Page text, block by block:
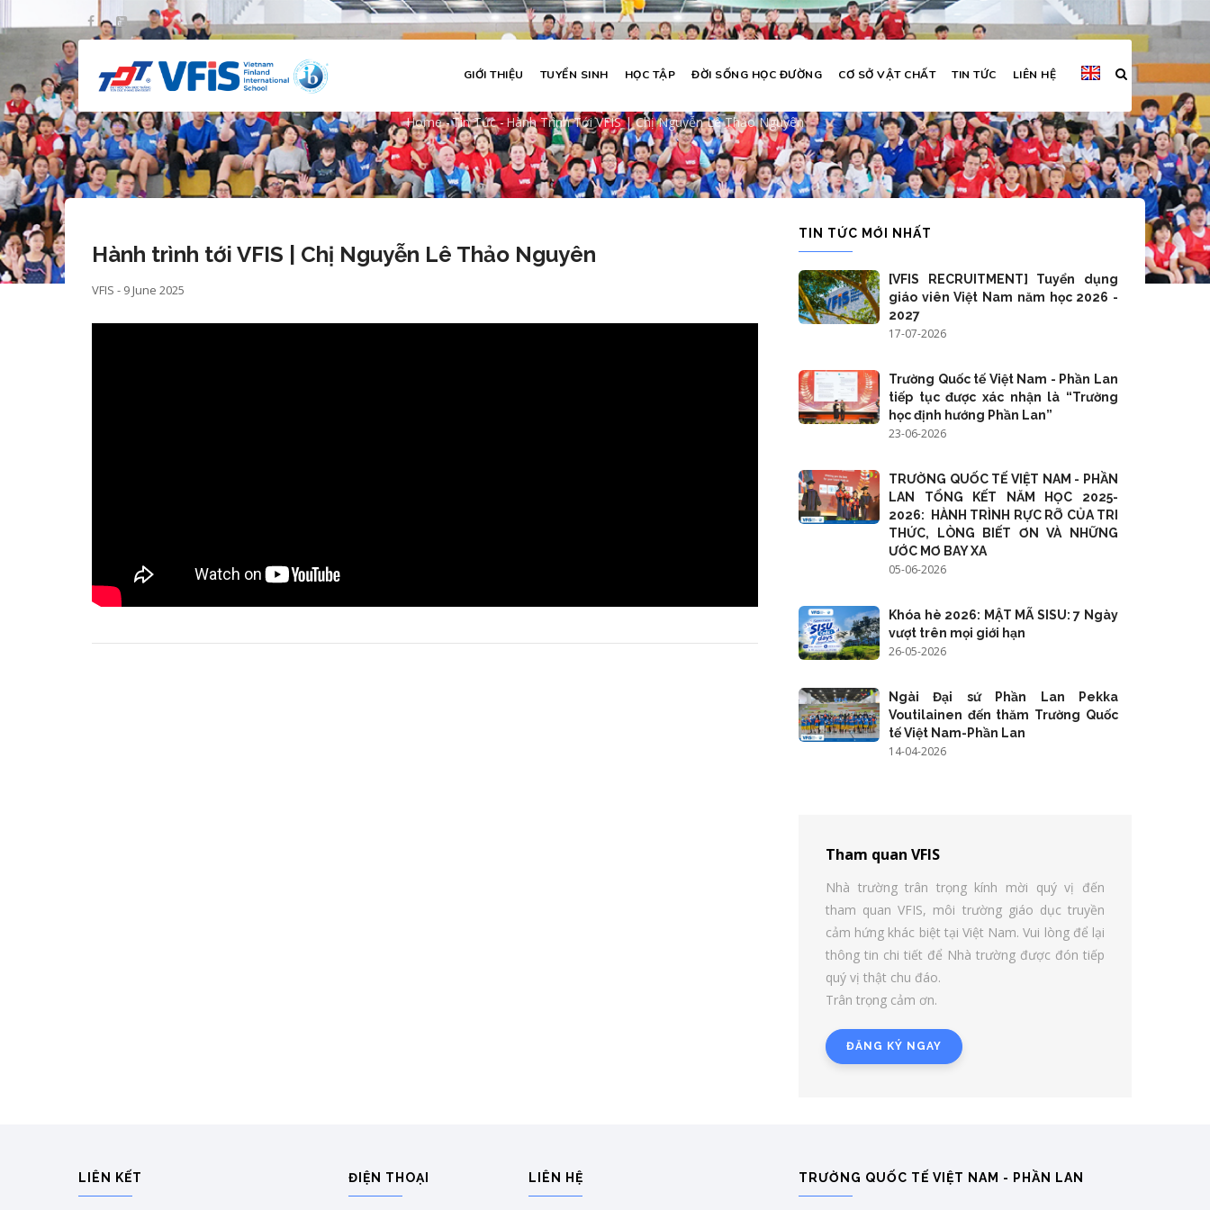
to
content
GIỚI THIỆU TUYỂN SINH HỌC TẬP ĐỜI SỐNG HỌC ĐƯỜNG CƠ SỞ VẬT CHẤT TIN TỨC LIÊN HỆ
Breadcrumb
Home -Tin Tức -Hành Trình Tới VFIS | Chị Nguyễn Lê Thảo Nguyên
Hành trình tới VFIS | Chị Nguyễn Lê Thảo Nguyên
VFIS - 9 June 2025
TIN TỨC MỚI NHẤT
[VFIS RECRUITMENT] Tuyển dụng
giáo viên Việt Nam năm học 2026 -
2027
17-07-2026
Trường Quốc tế Việt Nam - Phần Lan
tiếp tục được xác nhận là “Trường
học định hướng Phần Lan”
23-06-2026
TRƯỜNG QUỐC TẾ VIỆT NAM - PHẦN
LAN TỔNG KẾT NĂM HỌC 2025-
2026: HÀNH TRÌNH RỰC RỠ CỦA TRI
THỨC, LÒNG BIẾT ƠN VÀ NHỮNG
ƯỚC MƠ BAY XA
05-06-2026
Khóa hè 2026: MẬT MÃ SISU: 7 Ngày
vượt trên mọi giới hạn
26-05-2026
Ngài Đại sứ Phần Lan Pekka
Voutilainen đến thăm Trường Quốc
tế Việt Nam-Phần Lan
14-04-2026
Tham quan VFIS
Nhà trường trân trọng kính mời quý vị đến
tham quan VFIS, môi trường giáo dục truyền
cảm hứng khác biệt tại Việt Nam. Vui lòng để lại
thông tin chi tiết để Nhà trường được đón tiếp
quý vị thật chu đáo.
Trân trọng cảm ơn.
ĐĂNG KÝ NGAY
LIÊN KẾT ĐIỆN THOẠI LIÊN HỆ TRƯỜNG QUỐC TẾ VIỆT NAM - PHẦN LAN